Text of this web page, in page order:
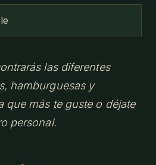
las diferentes
hamburguesas y
que más te guste o déjate
personal.